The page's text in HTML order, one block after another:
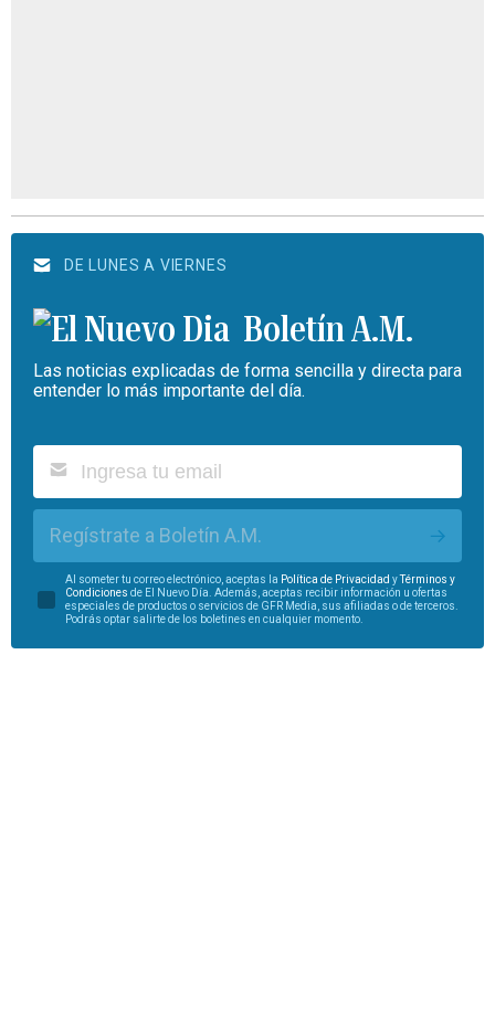
DE LUNES A VIERNES
Boletín A.M.
Las noticias explicadas de forma sencilla y directa para
entender lo más importante del día.
Regístrate a Boletín A.M.
Al someter tu correo electrónico, aceptas la Política de Privacidad yTérminos y
Condiciones de El Nuevo Día. Además, aceptas recibir información u ofertas
especiales de productos o servicios de GFR Media, sus afiliadas o de terceros.
Podrás optar salirte de los boletines en cualquier momento.